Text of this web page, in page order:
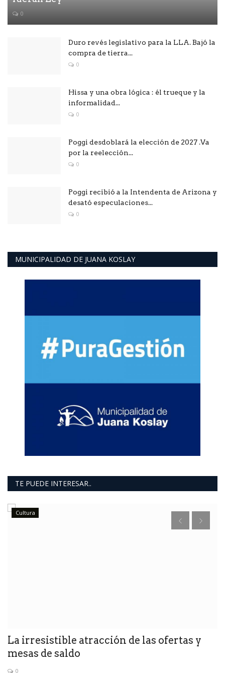
0
Duro revés legislativo para la LLA. Bajó la
compra de tierra...
0
Hissa y una obra lógica : él trueque y la
informalidad...
0
Poggi desdoblará la elección de 2027 .Va
por la reelección...
0
Poggi recibió a la Intendenta de Arizona y
desató especulaciones...
0
MUNICIPALIDAD DE JUANA KOSLAY
TE PUEDE INTERESAR..
Cultura
La irresistible atracción de las ofertas y
mesas de saldo
0